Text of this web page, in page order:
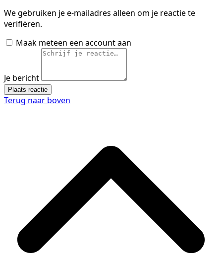
We gebruiken je e-mailadres alleen om je reactie te
verifiëren.
Maak meteen een account aan
Je bericht
Plaats reactie
Terug naar boven